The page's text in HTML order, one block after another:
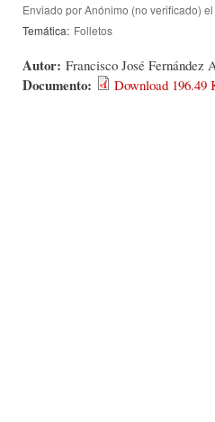
Enviado porAnónimo (no verificado) el
Temática: Folletos
Autor: Francisco José Fernández
Documento: Download 196.49